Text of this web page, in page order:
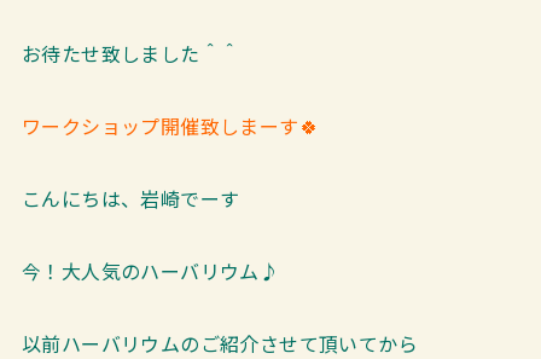
お待たせ致しました＾＾
ワークショップ開催致しまーす🍀
こんにちは、岩崎でーす
今！大人気のハーバリウム♪
以前ハーバリウムのご紹介させて頂いてから